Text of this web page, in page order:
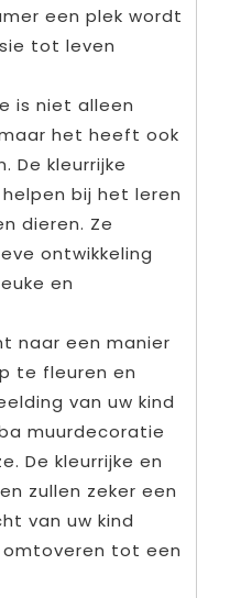
een plek wordt
tot leven
is niet alleen
het heeft ook
De kleurrijke
bij het leren
dieren. Ze
ontwikkeling
en
naar een manier
te fleuren en
van uw kind
muurdecoratie
De kleurrijke en
zullen zeker een
van uw kind
tot een